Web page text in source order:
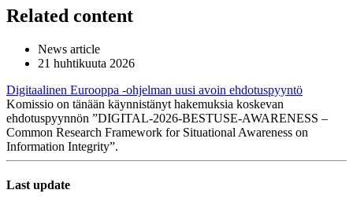
Related content
News article
21 huhtikuuta 2026
Digitaalinen Eurooppa -ohjelman uusi avoin ehdotuspyyntö
Komissio on tänään käynnistänyt hakemuksia koskevan
ehdotuspyynnön ”DIGITAL-2026-BESTUSE-AWARENESS –
Common Research Framework for Situational Awareness on
Information Integrity”.
Last update